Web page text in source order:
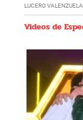
LUCERO VALENZUELA
Videos de